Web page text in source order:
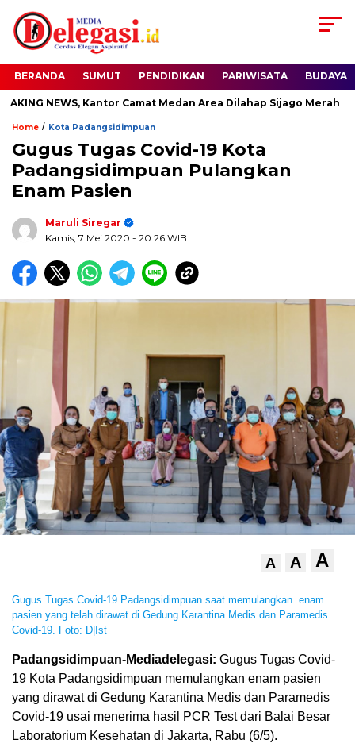
BERANDA SUMUT PENDIDIKAN PARIWISATA BUDAYA
NEWS, Kantor Camat Medan Area Dilahap Sijago Merah
Home / Kota Padangsidimpuan
Gugus Tugas Covid-19 Kota
Padangsidimpuan Pulangkan
Enam Pasien
Maruli Siregar
Kamis, 7 Mei 2020 - 20:26 WIB
A A A
Gugus Tugas Covid-19 Padangsidimpuan saat memulangkan enam
pasien yang telah dirawat di Gedung Karantina Medis dan Paramedis
Covid-19. Foto: D|Ist
Padangsidimpuan-Mediadelegasi: Gugus Tugas Covid-
19 Kota Padangsidimpuan memulangkan enam pasien
yang dirawat di Gedung Karantina Medis dan Paramedis
Covid-19 usai menerima hasil PCR Test dari Balai Besar
Laboratorium Kesehatan di Jakarta, Rabu (6/5).